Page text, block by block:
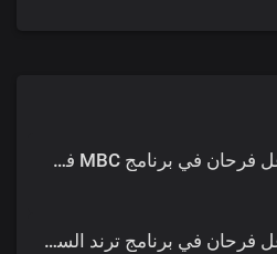
لقاء الفنان مزعل فرحان في برنامج MBC في اسبوع (فنانين غابو عن الساحة) 2018
لقاء الفنان مزعل فرحان في برنامج ترند السعودية على قناة الاخبارية 2018